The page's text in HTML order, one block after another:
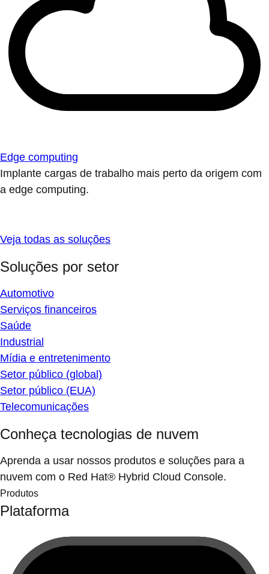
Edge computing
Implante cargas de trabalho mais perto da origem com
a edge computing.
Veja todas as soluções
Soluções por setor
Automotivo
Serviços financeiros
Saúde
Industrial
Mídia e entretenimento
Setor público (global)
Setor público (EUA)
Telecomunicações
Conheça tecnologias de nuvem
Aprenda a usar nossos produtos e soluções para a
nuvem com o Red Hat® Hybrid Cloud Console.
Produtos
Plataforma